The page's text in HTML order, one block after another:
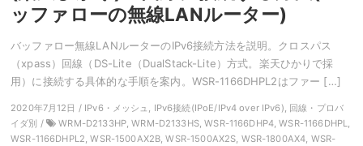
ッファローの無線LANルーター)
バッファロー無線LANルーターのIPv6接続方法を説明。クロスパス
（xpass）回線（DS-Lite（DualStack-Lite）方式。楽天ひかりで採
用）に接続する具体的な手順を案内。WSR-1166DHPL2はファー […]
2020年7月12日 / IPv6・メッシュ, IPv6接続(IPoE/IPv4 over IPv6), 回線・プロバ
イダ別 /
WRM-D2133HP, WRM-D2133HS, WSR-1166DHP4, WSR-1166DHPL,
WSR-1166DHPL2, WSR-1500AX2B, WSR-1500AX2S, WSR-1800AX4, WSR-